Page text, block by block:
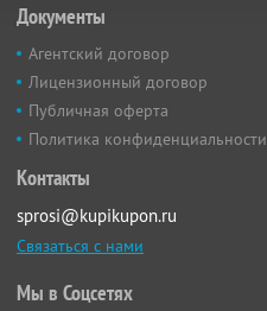
Документы
Агентский договор
Лицензионный договор
Публичная оферта
Политика конфиденциальности
Контакты
sprosi@kupikupon.ru
Связаться с нами
Мы в Соцсетях